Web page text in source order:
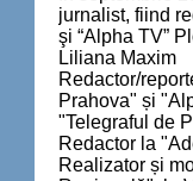
jurnalist, fiind
şi “Alpha TV”
Liliana Maxim
Redactor/
Prahova" și
"Telegraful de
Redactor la
Realizator și